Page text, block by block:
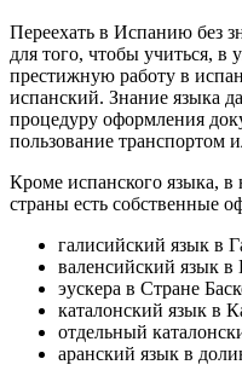
Переехать в Испанию без
для того, чтобы учиться, в
престижную работу в
испанский. Знание языка
процедуру оформления
пользование транспортом
Кроме испанского языка,
страны есть собственные
галисийский язык в
валенсийский язык в
эускера в Стране
каталонский язык в
отдельный
аранский язык в